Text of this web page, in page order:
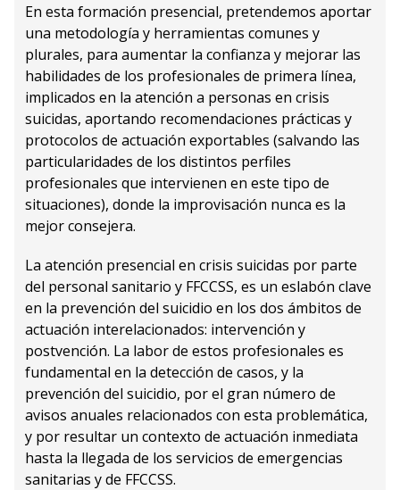
En esta formación presencial, pretendemos aportar
una metodología y herramientas comunes y
plurales, para aumentar la confianza y mejorar las
habilidades de los profesionales de primera línea,
implicados en la atención a personas en crisis
suicidas, aportando recomendaciones prácticas y
protocolos de actuación exportables (salvando las
particularidades de los distintos perfiles
profesionales que intervienen en este tipo de
situaciones), donde la improvisación nunca es la
mejor consejera.
La atención presencial en crisis suicidas por parte
del personal sanitario y FFCCSS, es un eslabón clave
en la prevención del suicidio en los dos ámbitos de
actuación interelacionados: intervención y
postvención. La labor de estos profesionales es
fundamental en la detección de casos, y la
prevención del suicidio, por el gran número de
avisos anuales relacionados con esta problemática,
y por resultar un contexto de actuación inmediata
hasta la llegada de los servicios de emergencias
sanitarias y de FFCCSS.